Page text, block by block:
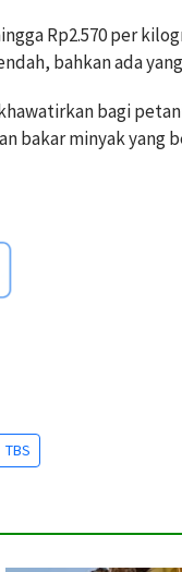
Rp2.570 per
bahkan ada
bagi
bakar minyak yang
TBS